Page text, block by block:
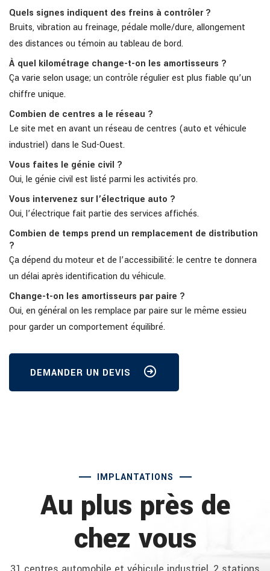
Quels signes indiquent des freins à contrôler ?
Bruits, vibration au freinage, pédale molle/dure, allongement
des distances ou témoin au tableau de bord.
À quel kilométrage change-t-on les amortisseurs ?
Ça varie selon usage; un contrôle régulier est plus fiable qu’un
chiffre unique.
Combien de centres a le réseau ?
Le site met en avant un réseau de centres (auto et véhicule
industriel) dans le Sud-Ouest.
Vous faites le génie civil ?
Oui, le génie civil est listé parmi les activités pro.
Vous intervenez sur l’électrique auto ?
Oui, l’électrique fait partie des services affichés.
Combien de temps prend un remplacement de distribution
?
Ça dépend du moteur et de l’accessibilité: le centre te donnera
un délai après identification du véhicule.
Change-t-on les amortisseurs par paire ?
Oui, en général on les remplace par paire sur le même essieu
pour garder un comportement équilibré.
DEMANDER UN DEVIS
IMPLANTATIONS
Au plus près de
chez vous